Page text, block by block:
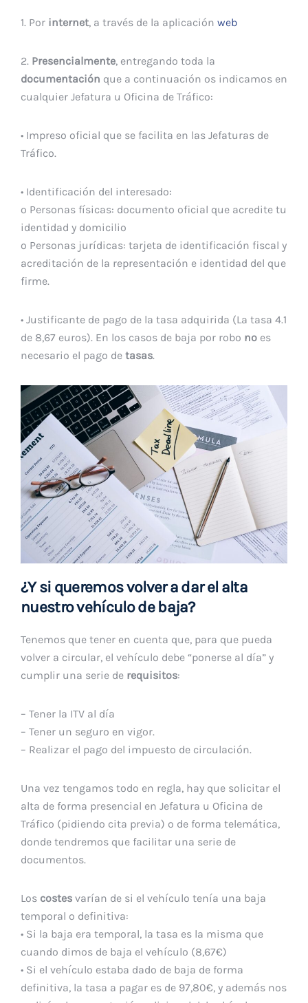
1. Por internet, a través de la aplicación web
2. Presencialmente, entregando toda la
documentación que a continuación os indicamos en
cualquier Jefatura u Oficina de Tráfico:
• Impreso oficial que se facilita en las Jefaturas de
Tráfico.
• Identificación del interesado:
o Personas físicas: documento oficial que acredite tu
identidad y domicilio
o Personas jurídicas: tarjeta de identificación fiscal y
acreditación de la representación e identidad del que
firme.
• Justificante de pago de la tasa adquirida (La tasa 4.1
de 8,67 euros). En los casos de baja por robo no es
necesario el pago de tasas.
¿Y si queremos volver a dar el alta
nuestro vehículo de baja?
Tenemos que tener en cuenta que, para que pueda
volver a circular, el vehículo debe “ponerse al día” y
cumplir una serie de requisitos:
– Tener la ITV al día
– Tener un seguro en vigor.
– Realizar el pago del impuesto de circulación.
Una vez tengamos todo en regla, hay que solicitar el
alta de forma presencial en Jefatura u Oficina de
Tráfico (pidiendo cita previa) o de forma telemática,
donde tendremos que facilitar una serie de
documentos.
Los costes varían de si el vehículo tenía una baja
temporal o definitiva:
• Si la baja era temporal, la tasa es la misma que
cuando dimos de baja el vehículo (8,67€)
• Si el vehículo estaba dado de baja de forma
definitiva, la tasa a pagar es de 97,80€, y además nos